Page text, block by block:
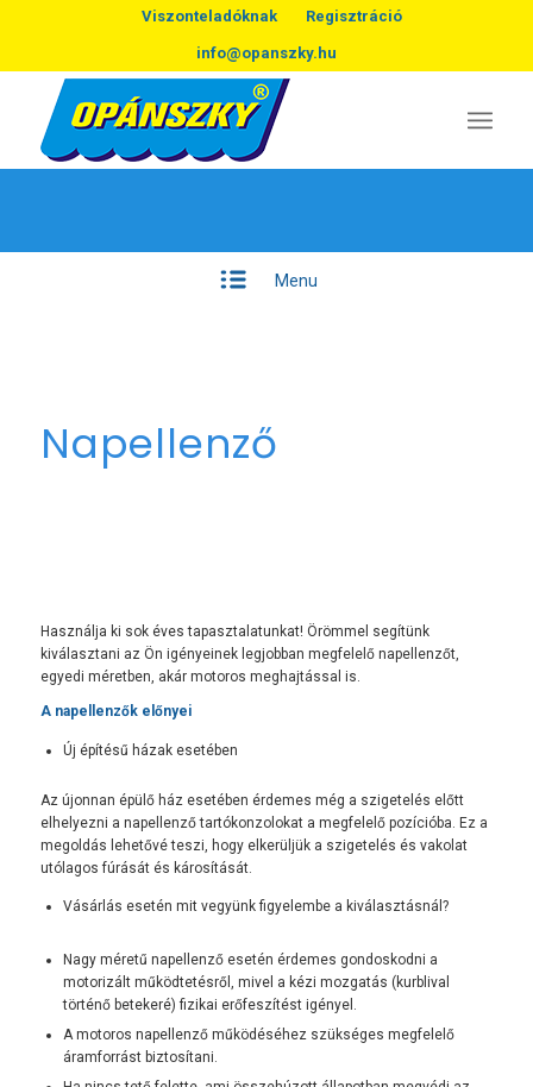
Viszonteladóknak Regisztráció
info@opanszky.hu
Menu
Napellenző
Használja ki sok éves tapasztalatunkat! Örömmel segítünk
kiválasztani az Ön igényeinek legjobban megfelelő napellenzőt,
egyedi méretben, akár motoros meghajtással is.
A napellenzők előnyei
Új építésű házak esetében
Az újonnan épülő ház esetében érdemes még a szigetelés előtt
elhelyezni a napellenző tartókonzolokat a megfelelő pozícióba. Ez a
megoldás lehetővé teszi, hogy elkerüljük a szigetelés és vakolat
utólagos fúrását és károsítását.
Vásárlás esetén mit vegyünk figyelembe a kiválasztásnál?
Nagy méretű napellenző esetén érdemes gondoskodni a
motorizált működtetésről, mivel a kézi mozgatás (kurblival
történő betekeré) fizikai erőfeszítést igényel.
A motoros napellenző működéséhez szükséges megfelelő
áramforrást biztosítani.